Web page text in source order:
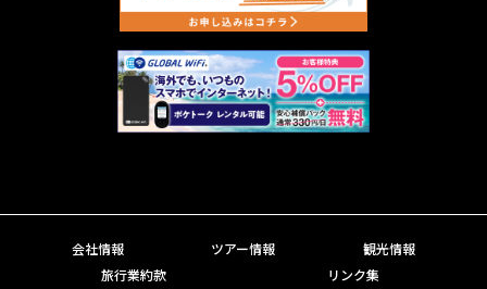
会社情報 ツアー情報
観光情報
旅行業約款
リンク集